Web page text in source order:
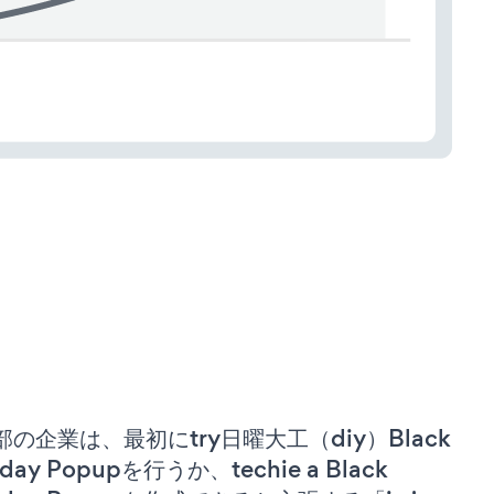
の企業は、最初にtry日曜大工（diy）Black
Popupを行うか、techie a Black